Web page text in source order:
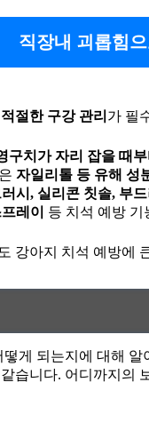
직장내 괴롭힘
절한 구강 관리 가 필
구치가 자리 잡을 때부
자일리톨 등 유해 성
시, 실리콘 칫솔, 부
레이 등 치석 예방 기
강아지 치석 예방에
게 되는지에 대해
습니다. 어디까지의